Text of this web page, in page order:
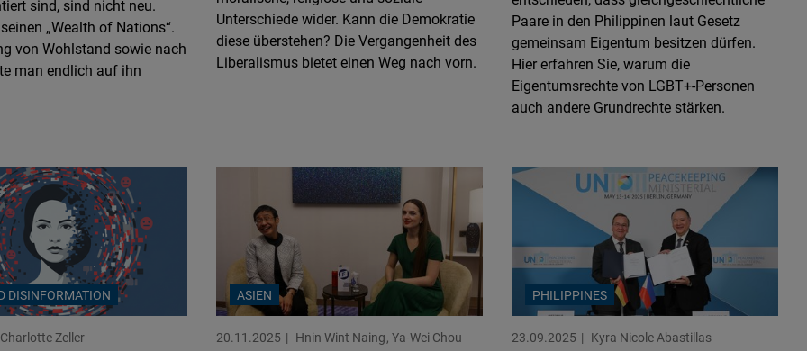
sind, sind nicht neu.
„Wealth of Nations“.
von Wohlstand sowie nach
man endlich auf ihn
Unterschiede wider. Kann die Demokratie
diese überstehen? Die Vergangenheit des
Liberalismus bietet einen Weg nach vorn.
Paare in den Philippinen laut Gesetz
gemeinsam Eigentum besitzen dürfen.
Hier erfahren Sie, warum die
Eigentumsrechte von LGBT+-Personen
auch andere Grundrechte stärken.
DISINFORMATION
Charlotte Zeller
ASIEN
20.11.2025 Hnin Wint Naing Ya-Wei Chou
PHILIPPINES
23.09.2025 Kyra Nicole Abastillas
Flickr
Embed
Podigee
D.Vinci
Embed
Typeform
Embed